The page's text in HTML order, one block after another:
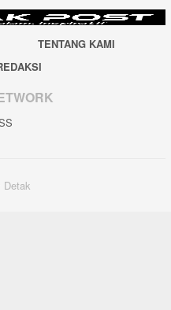
TENTANG KAMI
Detak